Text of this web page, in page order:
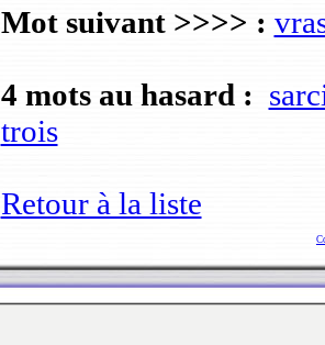
Mot suivant >>>> :
4 mots au hasard :
trois
Retour à la liste